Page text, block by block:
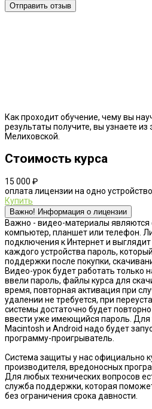
Как проходит обучение, чему вы
результаты получите, вы узнаете
Мелиховской.
Стоимость курса
15 000 ₽
оплата лицензии на одно устройство
Купить
Важно! Информация о лицензии
Важно - видео-материалы
компьютер, планшет или телефон.
подключения к Интернет и
каждого устройства пароль,
поддержки после покупки,
Видео-урок будет работать только
ввели пароль, файлы курса для
время, повторная активация при
удалении не требуется, при
системы достаточно будет
ввести уже имеющийся пароль. Для
Macintosh и Android надо будет
программу-проигрыватель.
Система защиты у нас официально
производителя, вредоносных
Для любых технических вопросов
служба поддержки, которая
без ограничения срока давности.